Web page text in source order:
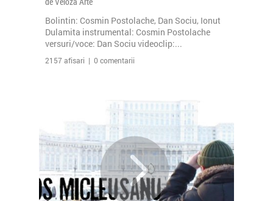
Bolintin: Cosmin Postolache, Dan Sociu, Ionut
Dulamita instrumental: Cosmin Postolache
versuri/voce: Dan Sociu videoclip:...
2157 afisari | 0 comentarii